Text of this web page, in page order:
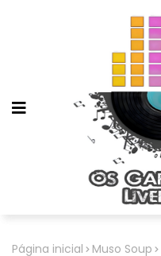
Página inicial Muso Soup